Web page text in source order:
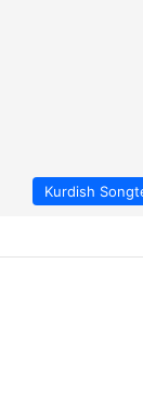
Kurdish